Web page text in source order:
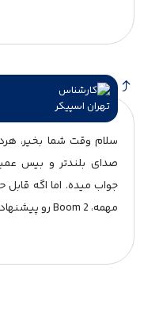
سلام وقت شما بخیر،
جواب میده. اما اگه
مهمه، Boom 2 رو پیشنهاد می‌کنم.